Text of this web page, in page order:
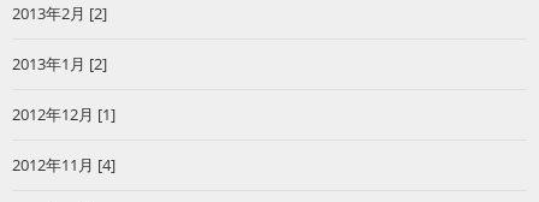
2013年2月 [2]
2013年1月 [2]
2012年12月 [1]
2012年11月 [4]